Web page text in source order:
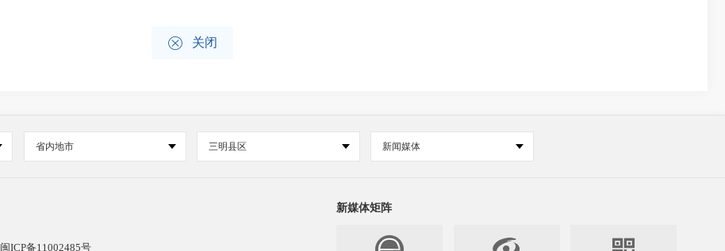
 关闭
省内地市 三明县区 新闻媒体
闽ICP备11002485号
新媒体矩阵